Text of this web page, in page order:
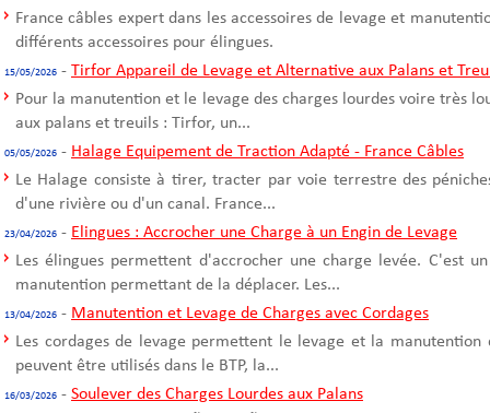
France câbles expert dans les accessoires de levage et
différents accessoires pour élingues.
15/05/2026 - Tirfor Appareil de Levage et Alternative aux Palans et
Pour la manutention et le levage des charges lourdes voire très
aux palans et treuils : Tirfor, un...
05/05/2026 - Halage Equipement de Traction Adapté - France Câbles
Le Halage consiste à tirer, tracter par voie terrestre des
d'une rivière ou d'un canal. France...
23/04/2026 - Elingues : Accrocher une Charge à un Engin de Levage
Les élingues permettent d'accrocher une charge levée. C'est
manutention permettant de la déplacer. Les...
13/04/2026 - Manutention et Levage de Charges avec Cordages
Les cordages de levage permettent le levage et la manutention
peuvent être utilisés dans le BTP, la...
16/03/2026 - Soulever des Charges Lourdes aux Palans